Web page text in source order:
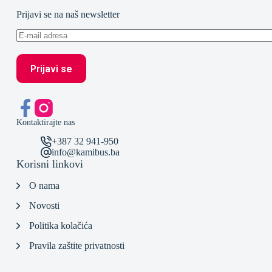
Kontaktirajte nas
+387 32 941-950
info@kamibus.ba
Korisni linkovi
O nama
Novosti
Politika kolačića
Pravila zaštite privatnosti
Prijavi se na naš newsletter